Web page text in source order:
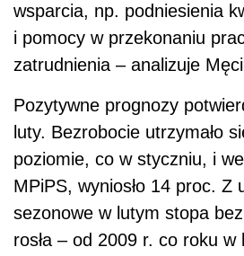
wsparcia, np. podniesienia
i pomocy w przekonaniu
zatrudnienia – analizuje
Pozytywne prognozy
luty. Bezrobocie utrzymało
poziomie, co w styczniu, i
MPiPS, wyniosło 14 proc. Z
sezonowe w lutym stopa
rosła – od 2009 r. co roku w